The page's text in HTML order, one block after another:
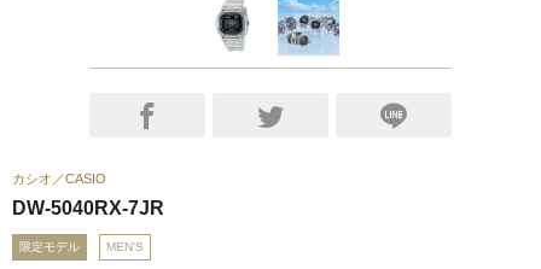
カシオ CASIO
DW-5040RX-7JR
限定モデル MEN'S